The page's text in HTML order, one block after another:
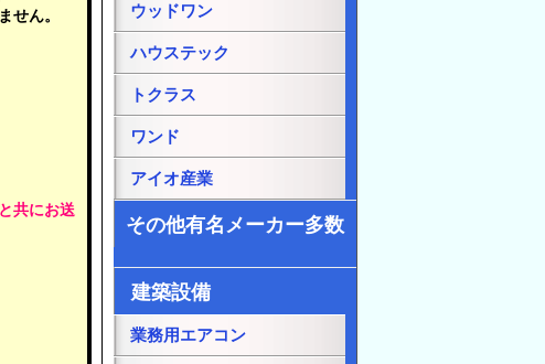
せん。
共にお送
ウッドワン
ハウステック
トクラス
ワンド
アイオ産業
その他有名メーカー多数
建築設備
業務用エアコン